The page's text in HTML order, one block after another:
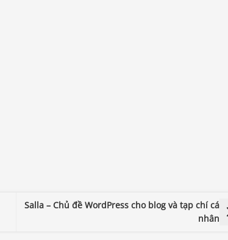
Salla – Chủ đề WordPress cho blog và tạp chí cá
nhân